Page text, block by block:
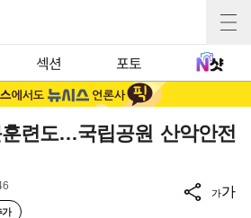
섹션 포토
련도…국립공원 산악안전
가가